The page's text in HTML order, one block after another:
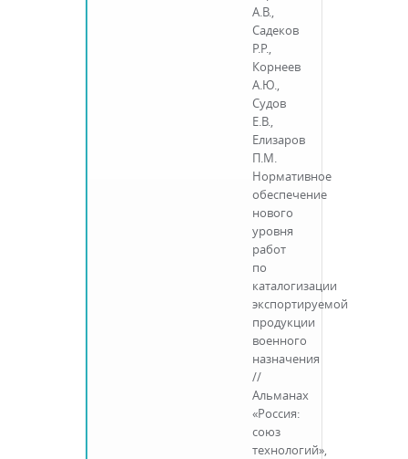
А.В.,
Садеков
Р.Р.,
Корнеев
А.Ю.,
Судов
Е.В.,
Елизаров
П.М.
Нормативное
обеспечение
нового
уровня
работ
по
каталогизации
экспортируемой
продукции
военного
назначения
//
Альманах
«Россия:
союз
технологий»,